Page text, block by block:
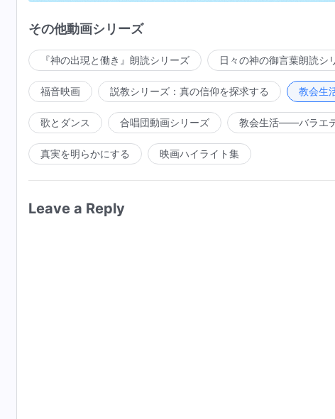
その他動画シリーズ
『神の出現と働き』朗読シリーズ 日々の神の御言葉朗読シ
福音映画 説教シリーズ：真の信仰を探求する 教会生
歌とダンス 合唱団動画シリーズ 教会生活――バラエ
真実を明らかにする 映画ハイライト集
Leave a Reply